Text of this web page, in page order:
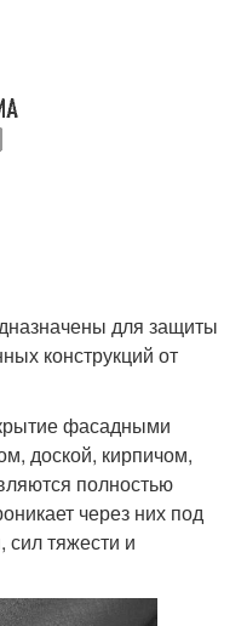
для защиты
конструкций от
фасадными
доской, кирпичом,
полностью
через них под
сил тяжести и